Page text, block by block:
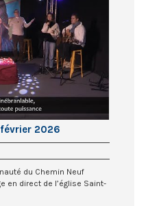
février 2026
du Chemin Neuf
en direct de l’église Saint-